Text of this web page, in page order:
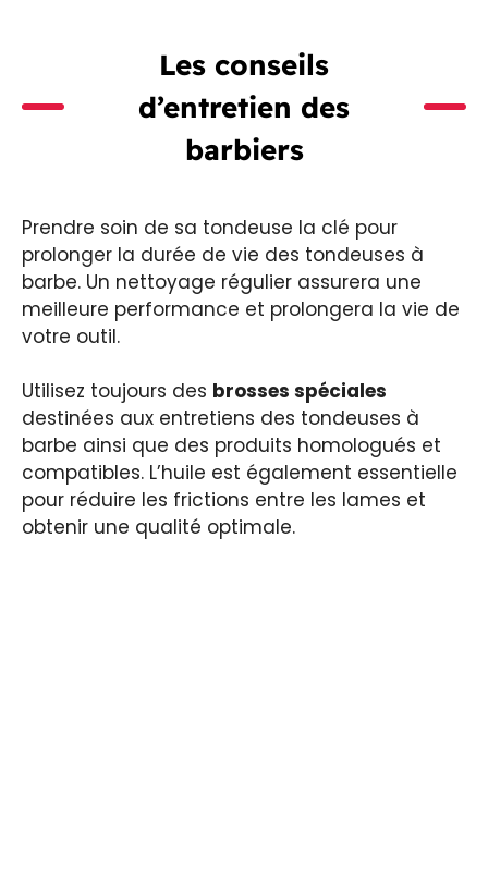
Les conseils
d’entretien des
barbiers
Prendre soin de sa tondeuse la clé pour
prolonger la durée de vie des tondeuses à
barbe. Un nettoyage régulier assurera une
meilleure performance et prolongera la vie de
votre outil.
Utilisez toujours des brosses spéciales
destinées aux entretiens des tondeuses à
barbe ainsi que des produits homologués et
compatibles. L’huile est également essentielle
pour réduire les frictions entre les lames et
obtenir une qualité optimale.